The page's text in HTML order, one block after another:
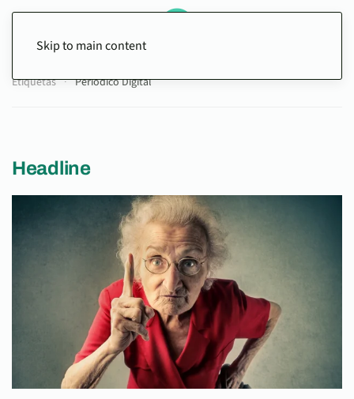
Skip to main content
Etiquetas Periódico Digital
Headline